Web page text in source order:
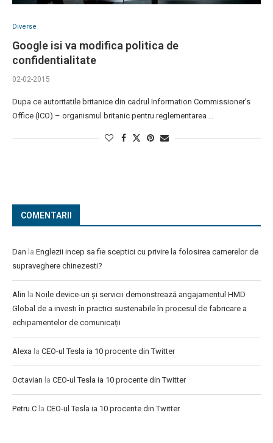
Diverse
Google isi va modifica politica de
confidentialitate
02-02-2015
Dupa ce autoritatile britanice din cadrul Information Commissioner’s
Office (ICO) – organismul britanic pentru reglementarea …
COMENTARII
Dan la Englezii incep sa fie sceptici cu privire la folosirea camerelor de
supraveghere chinezesti?
Alin la Noile device-uri și servicii demonstrează angajamentul HMD
Global de a investi în practici sustenabile în procesul de fabricare a
echipamentelor de comunicații
Alexa la CEO-ul Tesla ia 10 procente din Twitter
Octavian la CEO-ul Tesla ia 10 procente din Twitter
Petru C la CEO-ul Tesla ia 10 procente din Twitter